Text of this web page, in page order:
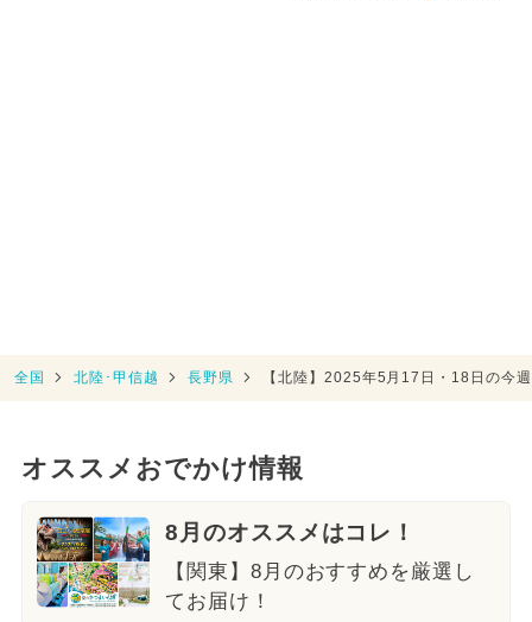
全国 北陸･甲信越 長野県 【北陸】2025年5月17日・18日の今
オススメおでかけ情報
8月のオススメはコレ！
【関東】8月のおすすめを厳選し
てお届け！